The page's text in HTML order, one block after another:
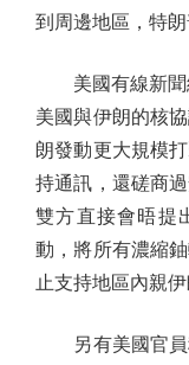
到周邊地區，特
美國有線新聞
美國與伊朗的核
朗發動更大規模
持通訊，還磋商
雙方直接會晤提
動，將所有濃縮
止支持地區內親
另有美國官員